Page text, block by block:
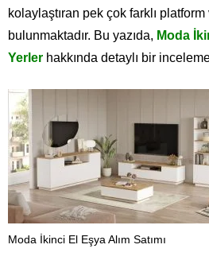
kolaylaştıran pek çok farklı
bulunmaktadır. Bu yazıda, Moda
Yerler hakkında detaylı bir
Moda İkinci El Eşya Alım Satımı